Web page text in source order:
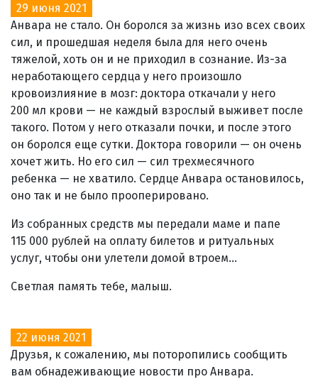
29 июня 2021
Анвара не стало. Он боролся за жизнь изо всех своих
сил, и прошедшая неделя была для него очень
тяжелой, хоть он и не приходил в сознание. Из-за
неработающего сердца у него произошло
кровоизлияние в мозг: доктора откачали у него
200 мл крови — не каждый взрослый выживет после
такого. Потом у него отказали почки, и после этого
он боролся еще сутки. Доктора говорили — он очень
хочет жить. Но его сил — сил трехмесячного
ребенка — не хватило. Сердце Анвара остановилось,
оно так и не было прооперировано.
Из собранных средств мы передали маме и папе
115 000 рублей на оплату билетов и ритуальных
услуг, чтобы они улетели домой втроем...
Светлая память тебе, малыш.
22 июня 2021
Друзья, к сожалению, мы поторопились сообщить
вам обнадеживающие новости про Анвара.